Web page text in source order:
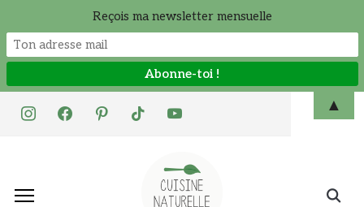
instagramfacebookpinteresttiktok youtube
Search
Reçois ma newsletter mensuelle
▲